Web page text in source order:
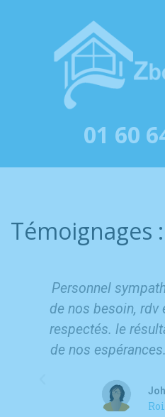
01 60
Témoignages :
Personnel
de nos besoin, rdv
respectés. le
de nos